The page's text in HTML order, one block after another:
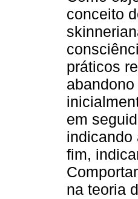
conceito
práticos
em
indicando
fim,
na teoria